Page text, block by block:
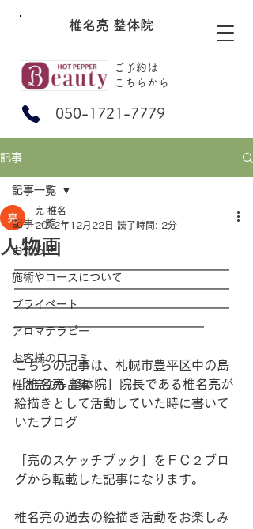
椎名亮 整体院
ご予約は
​こちらから
050-1721-7779
記事
記事一覧
お知らせ
施術やコースについて
プライベート
アロマテラピー
お客様の口コミ
椎名亮の作品集
記事一覧
人物画
亮 椎名
2012年12月22日 読了時間: 2分
━━━━━━━━━━━━━━━━━
━━━━━━━━━━━━━━━━━
━━━━━━━━━━━━━━━━━
━━━━━━━━━━━━━━━
こちらの記事は、札幌市豊平区中の島
「椎名亮 整体院」院長である椎名亮が
絵描きとして活動していた時に書いて
いたブログ
「亮のスケッチブック」をＦＣ２ブロ
グから転載した記事になります。
椎名亮の過去の絵描き活動をお楽しみ